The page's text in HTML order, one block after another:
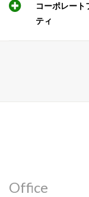
コーポレート
ティ
Office